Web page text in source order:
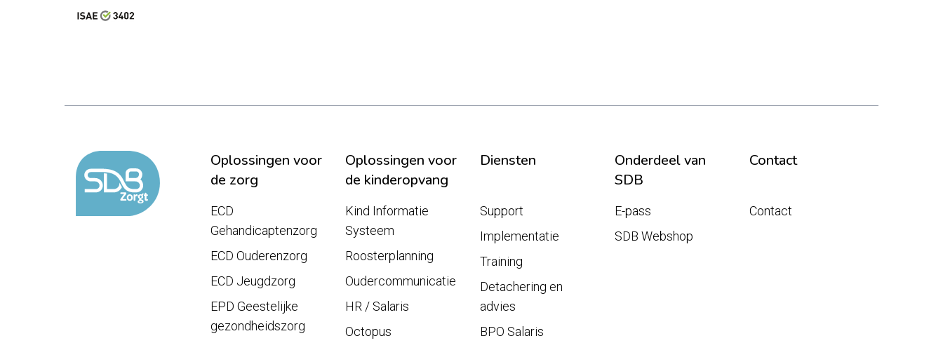
Oplossingen voor
de zorg
Oplossingen voor
de kinderopvang
Diensten
Onderdeel van
SDB
Contact
ECD
Gehandicaptenzorg
ECD Ouderenzorg
ECD Jeugdzorg
EPD Geestelijke
gezondheidszorg
Kind Informatie
Systeem
Roosterplanning
Oudercommunicatie
HR / Salaris
Octopus
Support
Implementatie
Training
Detachering en
advies
BPO Salaris
E-pass
SDB Webshop
Contact